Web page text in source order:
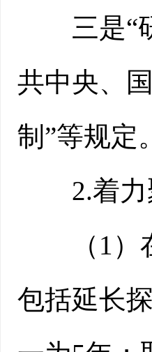
三是“研
共中央、
制”等规定。
2.着力聚
（1）在
包括延长